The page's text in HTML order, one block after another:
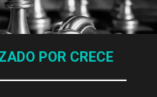
POR CRECE